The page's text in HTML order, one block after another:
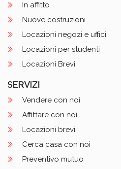
In affitto
Nuove costruzioni
Locazioni negozi e uffici
Locazioni per studenti
Locazioni Brevi
SERVIZI
Vendere con noi
Affittare con noi
Locazioni brevi
Cerca casa con noi
Preventivo mutuo